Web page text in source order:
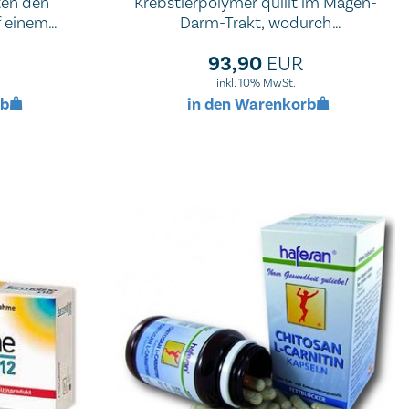
einem
und
Darm-Trakt, wodurch
eine Reduktion der Kalorienzufuhr
zur Folge hat.
93,90 EUR
inkl. 10% MwSt.
in den Warenkorb